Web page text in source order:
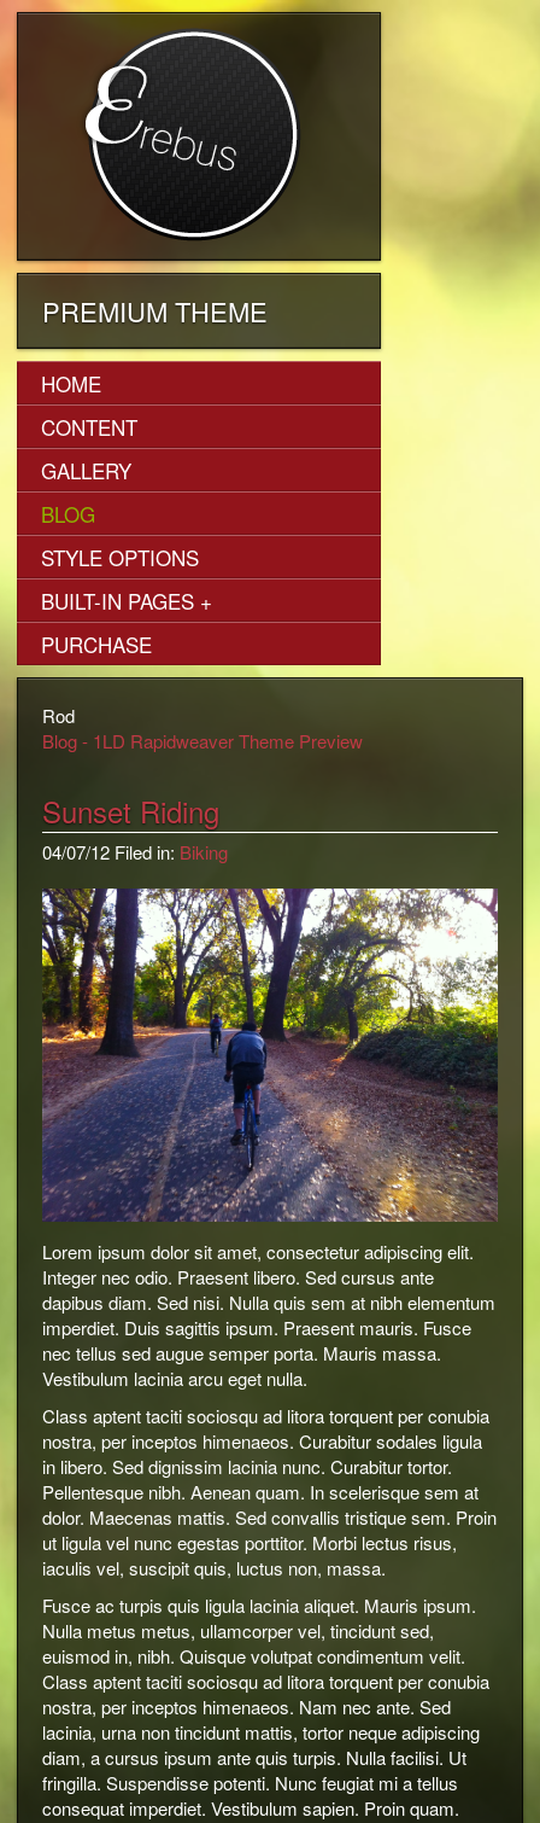
PREMIUM THEME
HOME
CONTENT
GALLERY
BLOG
STYLE OPTIONS
BUILT-IN PAGES+
PURCHASE
Rod
Blog - 1LD Rapidweaver Theme Preview
Sunset Riding
04/07/12 Filed in: Biking
Lorem ipsum dolor sit amet, consectetur adipiscing elit.
Integer nec odio. Praesent libero. Sed cursus ante
dapibus diam. Sed nisi. Nulla quis sem at nibh elementum
imperdiet. Duis sagittis ipsum. Praesent mauris. Fusce
nec tellus sed augue semper porta. Mauris massa.
Vestibulum lacinia arcu eget nulla.
Class aptent taciti sociosqu ad litora torquent per conubia
nostra, per inceptos himenaeos. Curabitur sodales ligula
in libero. Sed dignissim lacinia nunc. Curabitur tortor.
Pellentesque nibh. Aenean quam. In scelerisque sem at
dolor. Maecenas mattis. Sed convallis tristique sem. Proin
ut ligula vel nunc egestas porttitor. Morbi lectus risus,
iaculis vel, suscipit quis, luctus non, massa.
Fusce ac turpis quis ligula lacinia aliquet. Mauris ipsum.
Nulla metus metus, ullamcorper vel, tincidunt sed,
euismod in, nibh. Quisque volutpat condimentum velit.
Class aptent taciti sociosqu ad litora torquent per conubia
nostra, per inceptos himenaeos. Nam nec ante. Sed
lacinia, urna non tincidunt mattis, tortor neque adipiscing
diam, a cursus ipsum ante quis turpis. Nulla facilisi. Ut
fringilla. Suspendisse potenti. Nunc feugiat mi a tellus
consequat imperdiet. Vestibulum sapien. Proin quam.